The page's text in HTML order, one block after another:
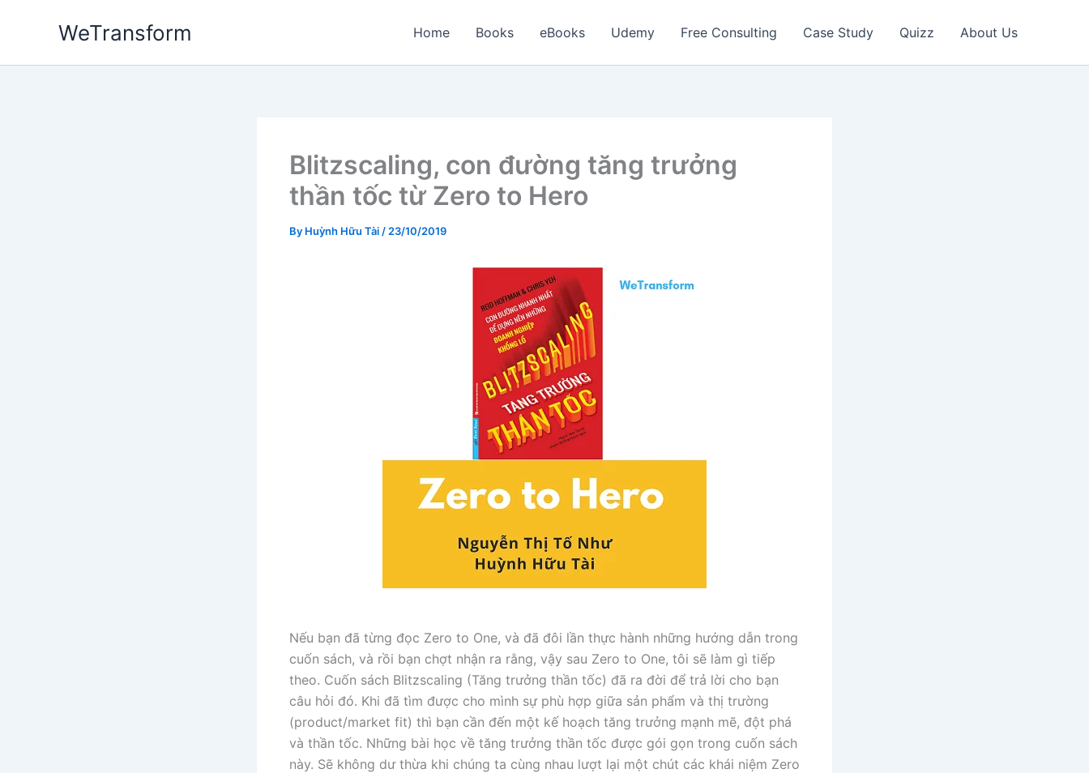
WeTransform Home Books eBooks Udemy Free Consulting Case Study Quizz About Us
Blitzscaling, con đường tăng trưởng
thần tốc từ Zero to Hero
By Huỳnh Hữu Tài / 23/10/2019
Nếu bạn đã từng đọc Zero to One, và đã đôi lần thực hành những hướng dẫn trong
cuốn sách, và rồi bạn chợt nhận ra rằng, vậy sau Zero to One, tôi sẽ làm gì tiếp
theo. Cuốn sách Blitzscaling (Tăng trưởng thần tốc) đã ra đời để trả lời cho bạn
câu hỏi đó. Khi đã tìm được cho mình sự phù hợp giữa sản phẩm và thị trường
(product/market fit) thì bạn cần đến một kế hoạch tăng trưởng mạnh mẽ, đột phá
và thần tốc. Những bài học về tăng trưởng thần tốc được gói gọn trong cuốn sách
này. Sẽ không dư thừa khi chúng ta cùng nhau lượt lại một chút các khái niệm Zero